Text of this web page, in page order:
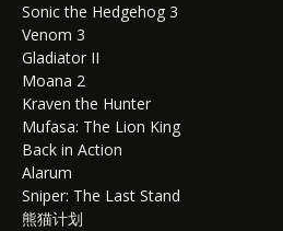
Sonic the Hedgehog 3
Venom 3
Gladiator II
Moana 2
Kraven the Hunter
Mufasa: The Lion King
Back in Action
Alarum
Sniper: The Last Stand
熊猫计划